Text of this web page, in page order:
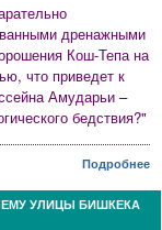
дренажными
Кош-Тепа на
что приведет к
Амударьи –
бедствия?"
Подробнее
УЛИЦЫ БИШКЕКА